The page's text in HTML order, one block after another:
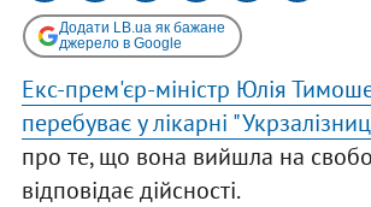
Додати LB.ua як бажане
джерело в Google
Екс-прем'єр-міністр Юлія
перебуває у лікарні
про те, що вона вийшла на
відповідає дійсності.